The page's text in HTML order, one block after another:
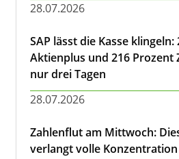
28.07.2026
SAP lässt die Kasse
Aktienplus und 216
nur drei Tagen
28.07.2026
Zahlenflut am Mittwoch:
verlangt volle Konzentration